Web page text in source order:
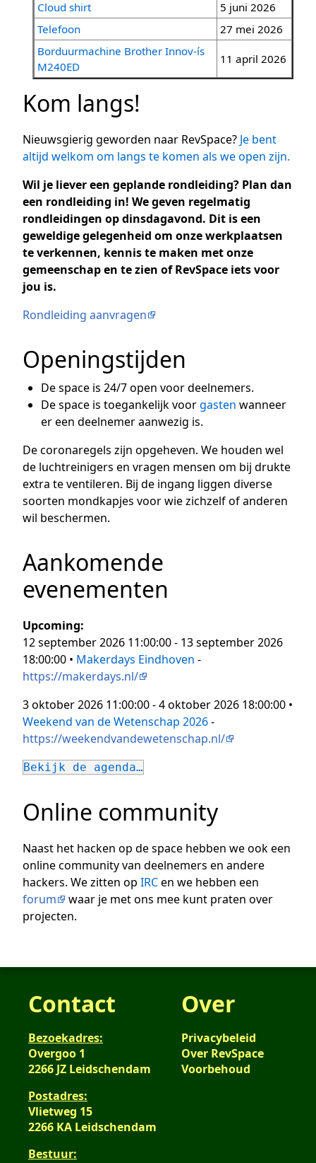
Cloud shirt
5 juni 2026
Telefoon
27 mei 2026
Borduurmachine Brother Innov-ís
M240ED
11 april 2026
Kom langs!
Nieuwsgierig geworden naar RevSpace? Je bent
altijd welkom om langs te komen als we open zijn.
Wil je liever een geplande rondleiding? Plan dan
een rondleiding in! We geven regelmatig
rondleidingen op dinsdagavond. Dit is een
geweldige gelegenheid om onze werkplaatsen
te verkennen, kennis te maken met onze
gemeenschap en te zien of RevSpace iets voor
jou is.
Rondleiding aanvragen
Openingstijden
De space is 24/7 open voor deelnemers.
De space is toegankelijk voorgasten wanneer
er een deelnemer aanwezig is.
De coronaregels zijn opgeheven. We houden wel
de luchtreinigers en vragen mensen om bij drukte
extra te ventileren. Bij de ingang liggen diverse
soorten mondkapjes voor wie zichzelf of anderen
wil beschermen.
Aankomende
evenementen
Upcoming:
12 september 2026 11:00:00 - 13 september 2026
18:00:00 • Makerdays Eindhoven -
https://makerdays.nl/
3 oktober 2026 11:00:00 - 4 oktober 2026 18:00:00 •
Weekend van de Wetenschap 2026-
https://weekendvandewetenschap.nl/
Bekijk de agenda…
Online community
Naast het hacken op de space hebben we ook een
online community van deelnemers en andere
hackers. We zitten op IRCen we hebben een
forum
waar je met ons mee kunt praten over
projecten.
Contact
Bezoekadres:
Overgoo 1
2266 JZ Leidschendam
Postadres:
Vlietweg 15
2266 KA Leidschendam
Bestuur:
Over
Privacybeleid
Over RevSpace
Voorbehoud